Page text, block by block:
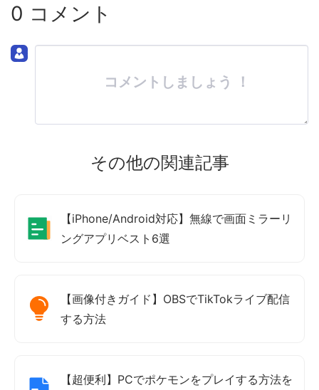
0 コメント
コメントしましょう ！
その他の関連記事
【iPhone/Android対応】無線で画面ミラーリ
ングアプリベスト6選
【画像付きガイド】OBSでTikTokライブ配信
する方法
【超便利】PCでポケモンをプレイする方法を